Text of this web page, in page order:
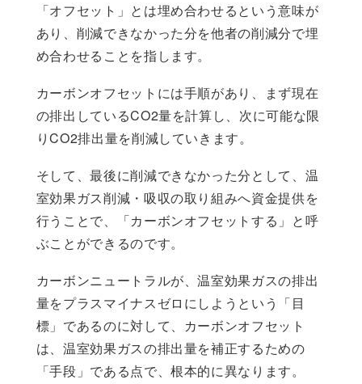
「オフセット」とは埋め合わせるという意味が
あり、削減できなかった分を他者の削減分で埋
め合わせることを指します。
カーボンオフセットには手順があり、まず現在
の排出しているCO2量を計算し、次に可能な限
りCO2排出量を削減していきます。
そして、最後に削減できなかった分として、温
室効果ガス削減・吸収の取り組みへ資金提供を
行うことで、「カーボンオフセットする」と呼
ぶことができるのです。
カーボンニュートラルが、温室効果ガスの排出
量をプラスマイナスゼロにしようという「目
標」であるのに対して、カーボンオフセット
は、温室効果ガスの排出量を補正するための
「手段」である点で、根本的に異なります。